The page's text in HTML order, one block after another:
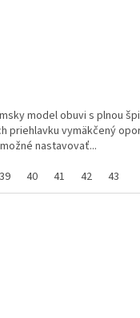
model obuvi s plnou
priehlavku vymäkčený
nastavovať...
39 40 41 42 43